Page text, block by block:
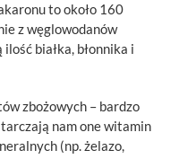
to około 160
z węglowodanów
białka, błonnika i
zbożowych – bardzo
nam one witamin
(np. żelazo,